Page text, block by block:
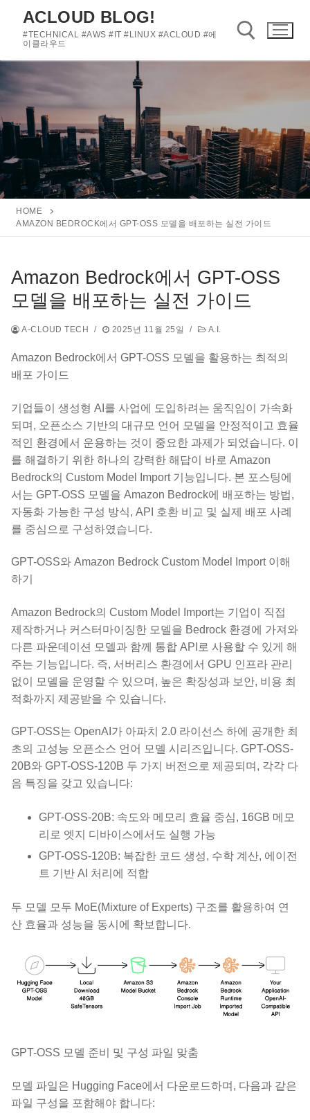
로
로
기
ACLOUD BLOG!
#TECHNICAL #AWS #IT #LINUX #ACLOUD #에
이클라우드
HOME
AMAZON BEDROCK에서 GPT-OSS 모델을 배포하는 실전 가이드
Amazon Bedrock에서 GPT-OSS
모델을 배포하는 실전 가이드
A-CLOUD TECH / 2025년 11월 25일 / A.I.
Amazon Bedrock에서 GPT-OSS 모델을 활용하는 최적의
배포 가이드
기업들이 생성형 AI를 사업에 도입하려는 움직임이 가속화
되며, 오픈소스 기반의 대규모 언어 모델을 안정적이고 효율
적인 환경에서 운용하는 것이 중요한 과제가 되었습니다. 이
를 해결하기 위한 하나의 강력한 해답이 바로 Amazon
Bedrock의 Custom Model Import 기능입니다. 본 포스팅에
서는 GPT-OSS 모델을 Amazon Bedrock에 배포하는 방법,
자동화 가능한 구성 방식, API 호환 비교 및 실제 배포 사례
를 중심으로 구성하였습니다.
GPT-OSS와 Amazon Bedrock Custom Model Import 이해
하기
Amazon Bedrock의 Custom Model Import는 기업이 직접
제작하거나 커스터마이징한 모델을 Bedrock 환경에 가져와
다른 파운데이션 모델과 함께 통합 API로 사용할 수 있게 해
주는 기능입니다. 즉, 서버리스 환경에서 GPU 인프라 관리
없이 모델을 운영할 수 있으며, 높은 확장성과 보안, 비용 최
적화까지 제공받을 수 있습니다.
GPT-OSS는 OpenAI가 아파치 2.0 라이선스 하에 공개한 최
초의 고성능 오픈소스 언어 모델 시리즈입니다. GPT-OSS-
20B와 GPT-OSS-120B 두 가지 버전으로 제공되며, 각각 다
음 특징을 갖고 있습니다:
GPT-OSS-20B: 속도와 메모리 효율 중심, 16GB 메모
리로 엣지 디바이스에서도 실행 가능
GPT-OSS-120B: 복잡한 코드 생성, 수학 계산, 에이전
트 기반 AI 처리에 적합
두 모델 모두 MoE(Mixture of Experts) 구조를 활용하여 연
산 효율과 성능을 동시에 확보합니다.
GPT-OSS 모델 준비 및 구성 파일 맞춤
모델 파일은 Hugging Face에서 다운로드하며, 다음과 같은
파일 구성을 포함해야 합니다: